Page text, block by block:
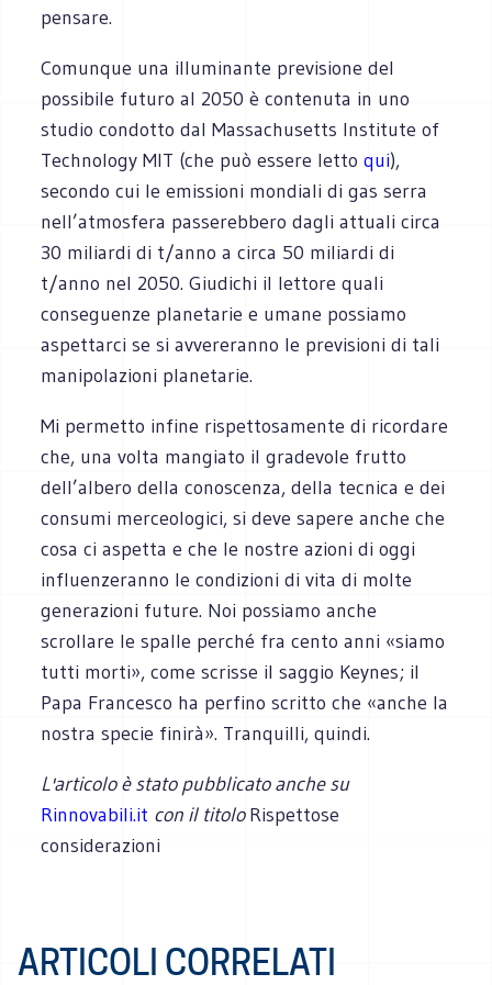
pensare.
Comunque una illuminante previsione del
possibile futuro al 2050 è contenuta in uno
studio condotto dal Massachusetts Institute of
Technology MIT (che può essere lettoqui),
secondo cui le emissioni mondiali di gas serra
nell’atmosfera passerebbero dagli attuali circa
30 miliardi di t/anno a circa 50 miliardi di
t/anno nel 2050. Giudichi il lettore quali
conseguenze planetarie e umane possiamo
aspettarci se si avvereranno le previsioni di tali
manipolazioni planetarie.
Mi permetto infine rispettosamente di ricordare
che, una volta mangiato il gradevole frutto
dell’albero della conoscenza, della tecnica e dei
consumi merceologici, si deve sapere anche che
cosa ci aspetta e che le nostre azioni di oggi
influenzeranno le condizioni di vita di molte
generazioni future. Noi possiamo anche
scrollare le spalle perché fra cento anni «siamo
tutti morti», come scrisse il saggio Keynes; il
Papa Francesco ha perfino scritto che «anche la
nostra specie finirà». Tranquilli, quindi.
L'articolo è stato pubblicato anche su
Rinnovabili.it con il titoloRispettose
considerazioni
ARTICOLI CORRELATI